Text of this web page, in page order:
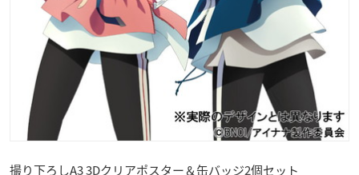
撮り下ろしA3 3Dクリアポスター＆缶バッジ2個セット